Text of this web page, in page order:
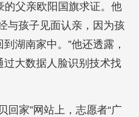
的父亲欧阳国旗求证。他
与孩子见面认亲，因为孩
湖南家中。”他还透露，
大数据人脸识别技术找
回家”网站上，志愿者“广